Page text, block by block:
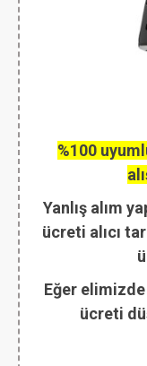
%100
Yanlış alım
ücreti alıcı
Eğer
ücreti